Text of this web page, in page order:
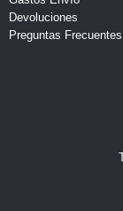
Devoluciones
Preguntas Frecuentes